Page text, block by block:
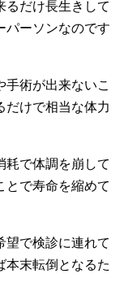
るだけ長生きして
パーソンなのです
手術が出来ないこ
だけで相当な体力
耗で体調を崩して
とで寿命を縮めて
望で検診に連れて
本末転倒となるた